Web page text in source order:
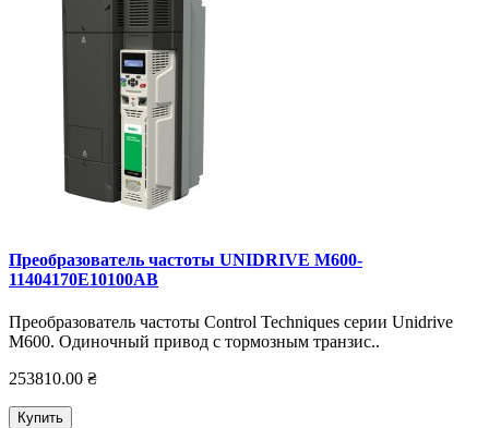
Преобразователь частоты UNIDRIVE M600-
11404170E10100AB
Преобразователь частоты Control Techniques серии Unidrive
M600. Одиночный привод с тормозным транзис..
253810.00 ₴
Купить